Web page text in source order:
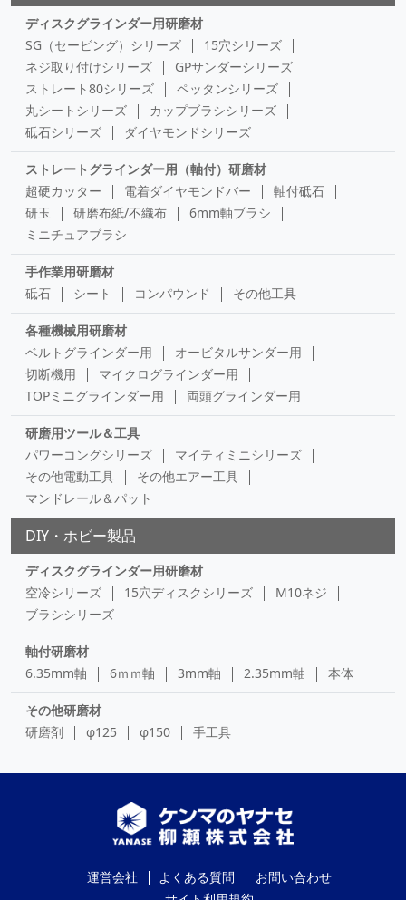
ディスクグラインダー用研磨材
SG（セービング）シリーズ
15穴シリーズ
ネジ取り付けシリーズ
GPサンダーシリーズ
ストレート80シリーズ
ペッタンシリーズ
丸シートシリーズ
カップブラシシリーズ
砥石シリーズ
ダイヤモンドシリーズ
ストレートグラインダー用（軸付）研磨材
超硬カッター
電着ダイヤモンドバー
軸付砥石
研玉
研磨布紙/不織布
6mm軸ブラシ
ミニチュアブラシ
手作業用研磨材
砥石
シート コンパウンド その他工具
各種機械用研磨材
ベルトグラインダー用
オービタルサンダー用
切断機用
マイクログラインダー用
TOPミニグラインダー用
両頭グラインダー用
研磨用ツール＆工具
パワーコングシリーズ
マイティミニシリーズ
その他電動工具
その他エアー工具
マンドレール＆パット
DIY・ホビー製品
ディスクグラインダー用研磨材
空冷シリーズ
15穴ディスクシリーズ
M10ネジ
ブラシシリーズ
軸付研磨材
6.35mm軸
6ｍｍ軸 3mm軸 2.35mm軸 本体
その他研磨材
研磨剤
φ125 φ150 手工具
運営会社 よくある質問
お問い合わせ